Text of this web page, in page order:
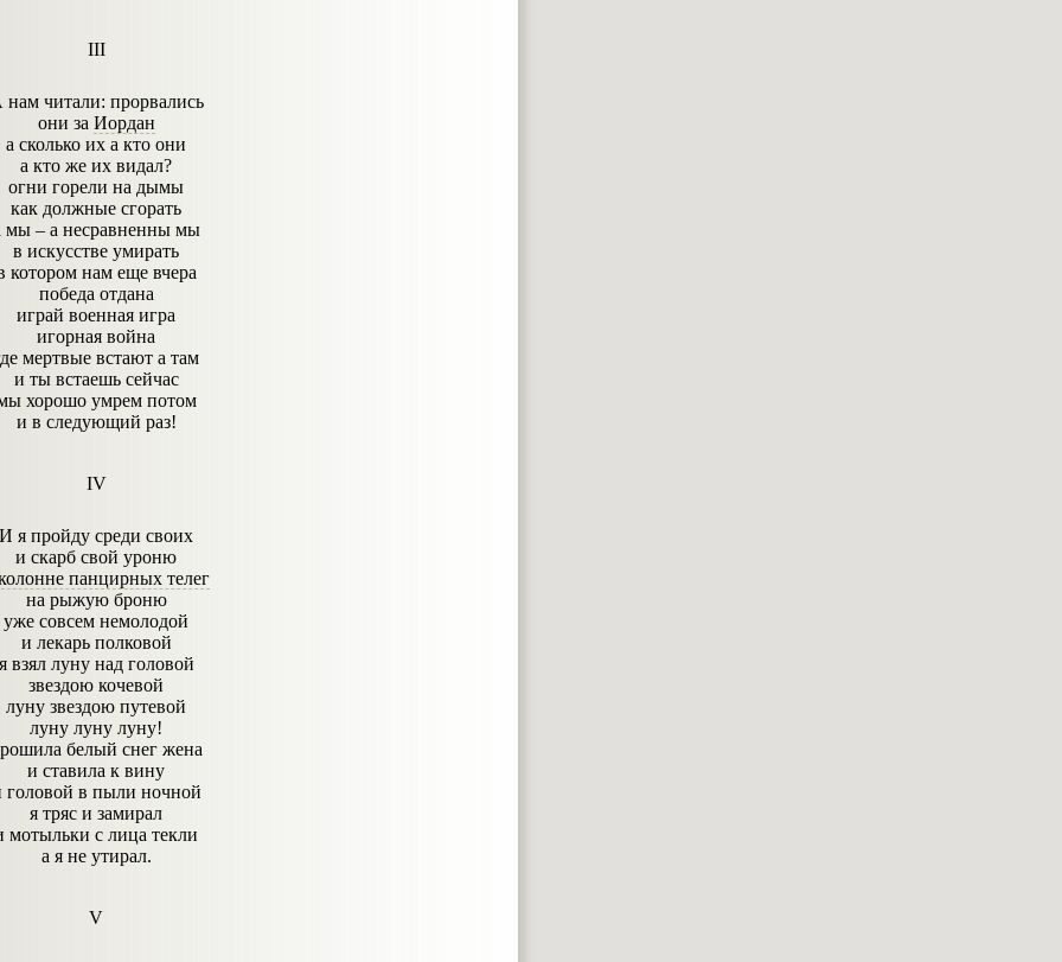
III
нам читали: прорвались
они за Иордан
а сколько их а кто они
а кто же их видал?
огни горели на дымы
как должные сгорать
мы – а несравненны мы
в искусстве умирать
котором нам еще вчера
победа отдана
играй военная игра
игорная война
мертвые встают а там
и ты встаешь сейчас
хорошо умрем потом
и в следующий раз!
IV
И я пройду среди своих
и скарб свой уроню
панцирных телег
на рыжую броню
уже совсем немолодой
и лекарь полковой
взял луну над головой
звездою кочевой
луну звездою путевой
луну луну луну!
белый снег жена
и ставила к вину
головой в пыли ночной
я тряс и замирал
мотыльки с лица текли
а я не утирал.
V